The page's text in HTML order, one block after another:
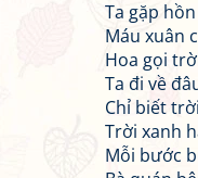
Ta gặp
Máu xuân
Hoa gọi
Ta đi về
Chỉ biết
Trời xanh
Mỗi bước